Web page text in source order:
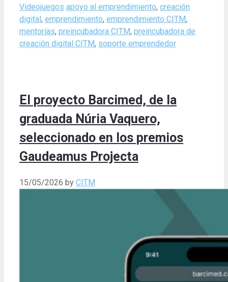
Videojuegos Tags
apoyo al emprendimiento, creación
digital, emprendimiento, emprendimiento CITM,
mentorías, preincubadora CITM, preincubadora de
creación digital CITM, soporte emprendedor
El proyecto Barcimed, de la
graduada Núria Vaquero,
seleccionado en los premios
Gaudeamus Projecta
15/05/2026 by CITM